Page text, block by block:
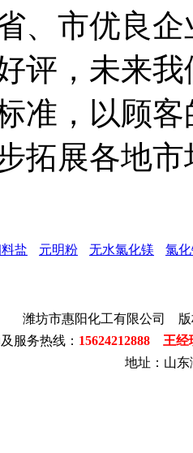
、市优良
评，未来
准，以顾
拓展各地
盐 元明粉 无水氯化镁 氯
潍坊市惠阳化工有限公司
服务热线： 15624212888 王
地址：山